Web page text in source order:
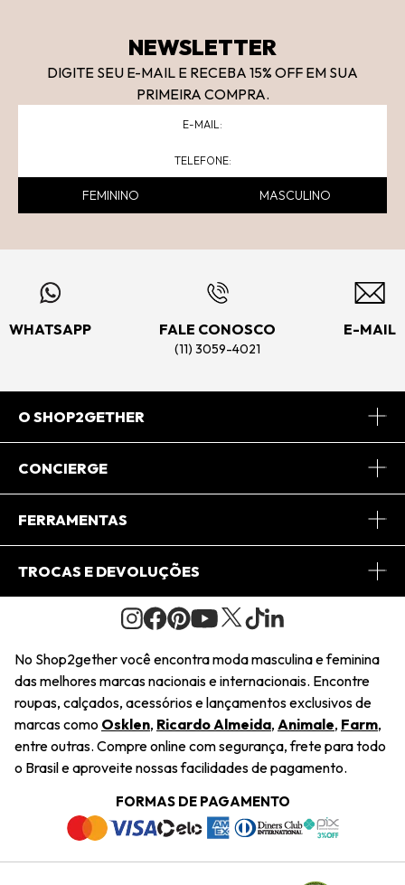
NEWSLETTER
DIGITE SEU E-MAIL E RECEBA 15% OFF EM SUA
PRIMEIRA COMPRA.
FEMININO MASCULINO
WHATSAPP FALE CONOSCO
(11) 3059-4021
E-MAIL
O SHOP2GETHER
Sobre Nós
Journal
Saiu na Mídia
Sustentabilidade
Navegando
Termos e Condições
Trabalhe Conosco
CONCIERGE
Central de Relacionamento
Regulamento e Promoções
FERRAMENTAS
Minha Conta
Pedido de Presente
Wishlist
TROCAS E DEVOLUÇÕES
Condições Gerais
Troca Fácil
Restituição de Pagamento
Dúvidas Frequentes
Termos e Condições
Política de Privacidade
No Shop2gether você encontra moda masculina e feminina
das melhores marcas nacionais e internacionais. Encontre
roupas, calçados, acessórios e lançamentos exclusivos de
marcas como Osklen, Ricardo Almeida, Animale, Farm,
entre outras. Compre online com segurança, frete para todo
o Brasil e aproveite nossas facilidades de pagamento.
FORMAS DE PAGAMENTO